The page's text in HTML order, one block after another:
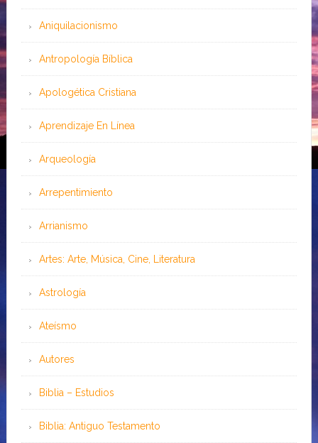
Aniquilacionismo
Antropología Bíblica
Apologética Cristiana
Aprendizaje En Línea
Arqueología
Arrepentimiento
Arrianismo
Artes: Arte, Música, Cine, Literatura
Astrología
Ateísmo
Autores
Biblia – Estudios
Biblia: Antiguo Testamento